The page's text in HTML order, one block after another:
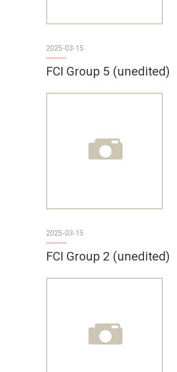
2025-03-15
FCI Group 5 (unedited)
2025-03-15
FCI Group 2 (unedited)